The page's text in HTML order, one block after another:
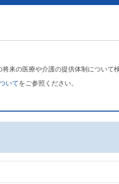
来の医療や介護の提供体制につい
いてをご参照ください。